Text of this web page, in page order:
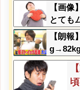
【画
とても
イらに
w w w
【朗